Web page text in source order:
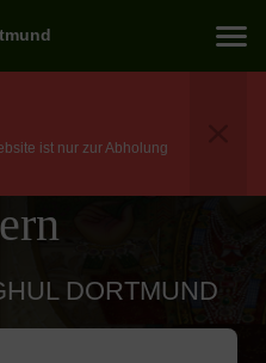
ist nur zur Abholung
Eten
Waltrop
DORTMUND